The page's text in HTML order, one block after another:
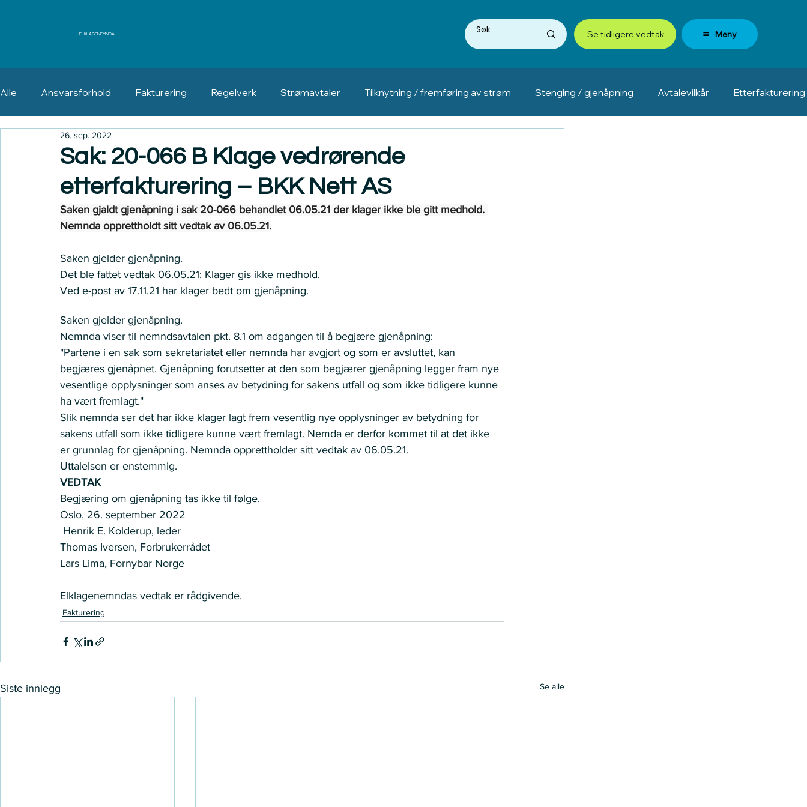
ELKLAGENEMNDA Se tidligere vedtak Meny
Alle Ansvarsforhold Fakturering Regelverk Strømavtaler Tilknytning / fremføring av strøm Stenging / gjenåpning Avtalevilkår Etterfakturering
Erstatning Angrerett
Sak: 20-066 B Klage vedrørende
etterfakturering – BKK Nett AS
26. sep. 2022
Saken gjaldt gjenåpning i sak 20-066 behandlet 06.05.21 der klager ikke ble gitt medhold.
Nemnda opprettholdt sitt vedtak av 06.05.21.
Saken gjelder gjenåpning.
Det ble fattet vedtak 06.05.21: Klager gis ikke medhold.
Ved e-post av 17.11.21 har klager bedt om gjenåpning.
Saken gjelder gjenåpning.
Nemnda viser til nemndsavtalen pkt. 8.1 om adgangen til å begjære gjenåpning:
"Partene i en sak som sekretariatet eller nemnda har avgjort og som er avsluttet, kan
begjæres gjenåpnet. Gjenåpning forutsetter at den som begjærer gjenåpning legger fram nye
vesentlige opplysninger som anses av betydning for sakens utfall og som ikke tidligere kunne
ha vært fremlagt."
Slik nemnda ser det har ikke klager lagt frem vesentlig nye opplysninger av betydning for
sakens utfall som ikke tidligere kunne vært fremlagt. Nemda er derfor kommet til at det ikke
er grunnlag for gjenåpning. Nemnda opprettholder sitt vedtak av 06.05.21.
Uttalelsen er enstemmig.
VEDTAK
Begjæring om gjenåpning tas ikke til følge.
Oslo, 26. september 2022
Henrik E. Kolderup, leder
Thomas Iversen, Forbrukerrådet
Lars Lima, Fornybar Norge
Elklagenemndas vedtak er rådgivende.
Fakturering
Siste innlegg Se alle